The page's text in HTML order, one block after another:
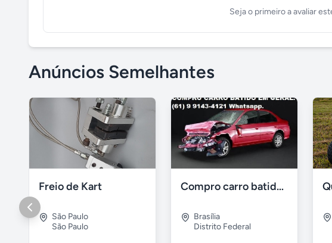
Seja o primeiro a avaliar
Anúncios Semelhantes
Freio de Kart
São Paulo
São Paulo
Compro carro batido em brasília
Brasília
Distrito Federal